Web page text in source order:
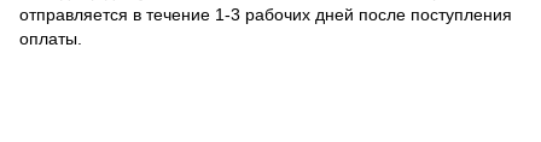
отправляется в течение 1-3 рабочих дней после поступления
оплаты.